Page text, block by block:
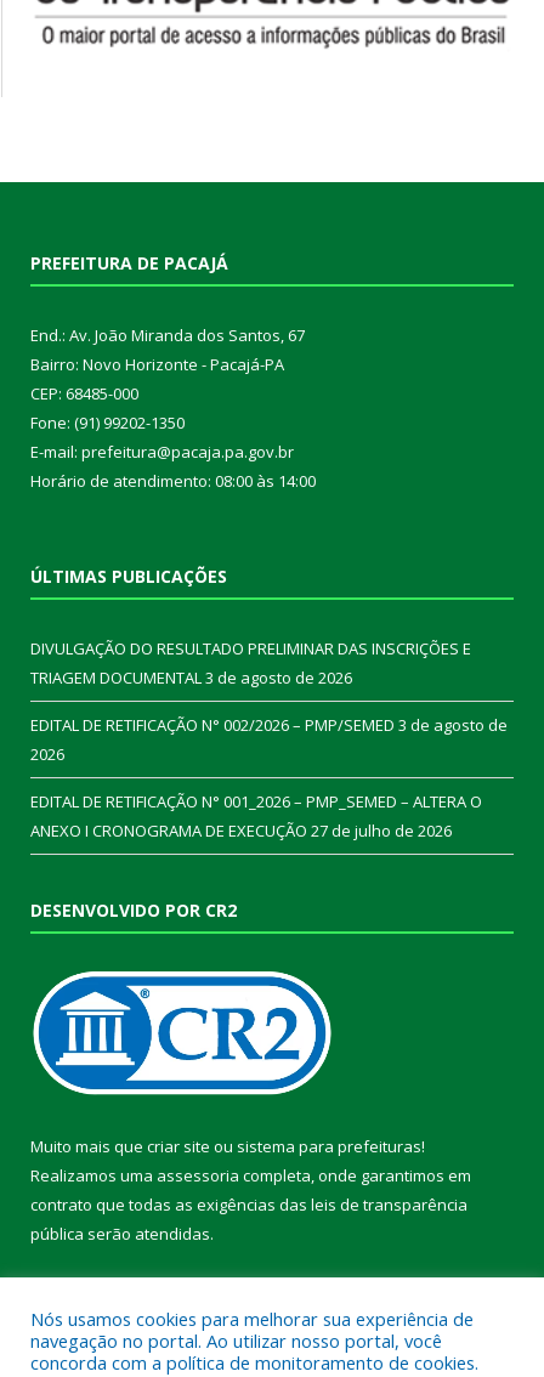
PREFEITURA DE PACAJÁ
End.: Av. João Miranda dos Santos, 67
Bairro: Novo Horizonte - Pacajá-PA
CEP: 68485-000
Fone: (91) 99202-1350
E-mail: prefeitura@pacaja.pa.gov.br
Horário de atendimento: 08:00 às 14:00
ÚLTIMAS PUBLICAÇÕES
DIVULGAÇÃO DO RESULTADO PRELIMINAR DAS INSCRIÇÕES E
TRIAGEM DOCUMENTAL3 de agosto de 2026
EDITAL DE RETIFICAÇÃO N° 002/2026 – PMP/SEMED 3 de agosto de
2026
EDITAL DE RETIFICAÇÃO N° 001_2026 – PMP_SEMED – ALTERA O
ANEXO I CRONOGRAMA DE EXECUÇÃO 27 de julho de 2026
DESENVOLVIDO POR CR2
Muito mais que criar site ou sistema para prefeituras!
Realizamos uma assessoria completa, onde garantimos em
contrato que todas as exigências das leis de transparência
pública serão atendidas.
Nós usamos cookies para melhorar sua experiência de
navegação no portal. Ao utilizar nosso portal, você
concorda com a política de monitoramento de cookies.